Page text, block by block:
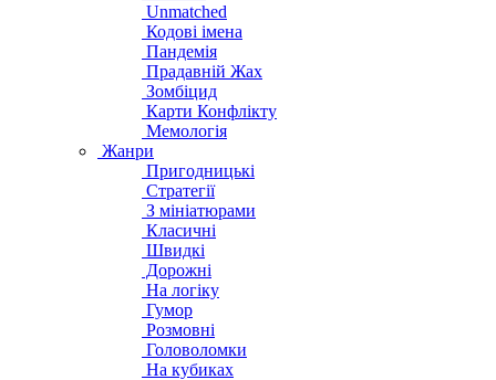
Unmatched
Кодові імена
Пандемія
Прадавній Жах
Зомбіцид
Карти Конфлікту
Мемологія
Жанри
Пригодницькі
Стратегії
З мініатюрами
Класичні
Швидкі
Дорожні
На логіку
Гумор
Розмовні
Головоломки
На кубиках